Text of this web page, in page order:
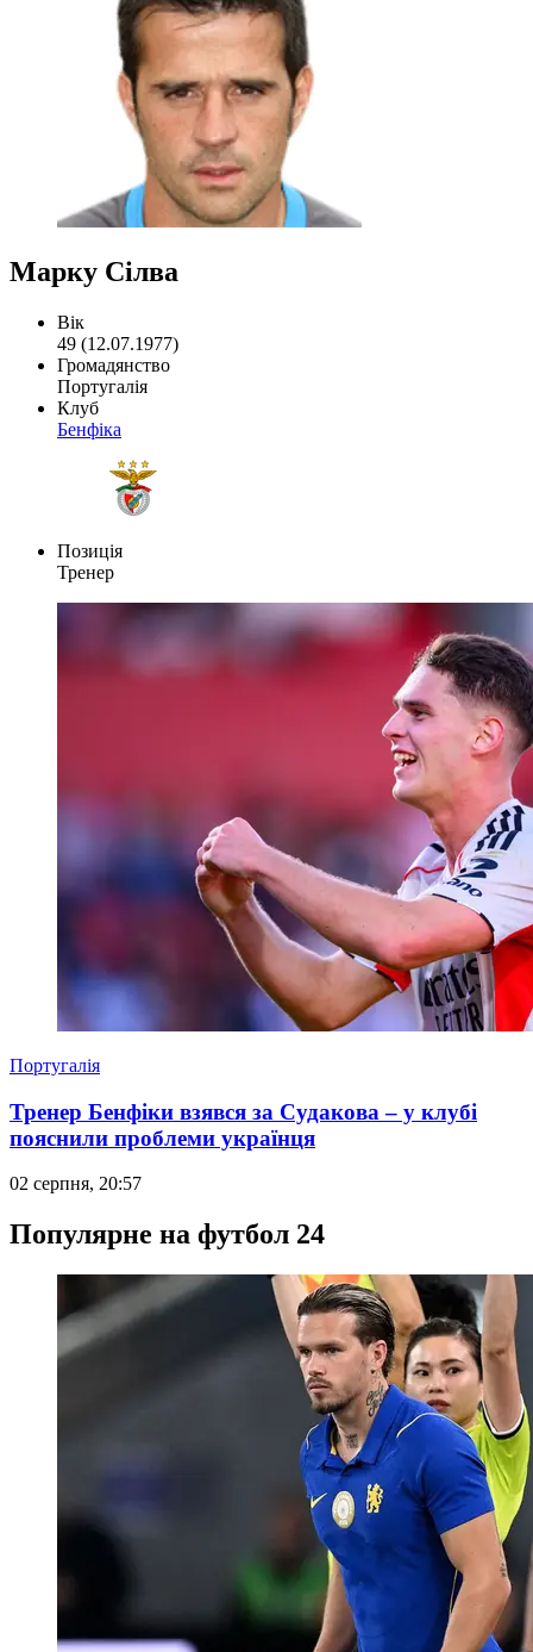
Марку Сілва
Вік
49 (12.07.1977)
Громадянство
Португалія
Клуб
Бенфіка
Позиція
Тренер
Португалія
Тренер Бенфіки взявся за Судакова – у клубі
пояснили проблеми українця
02 серпня, 20:57
Популярне на футбол 24